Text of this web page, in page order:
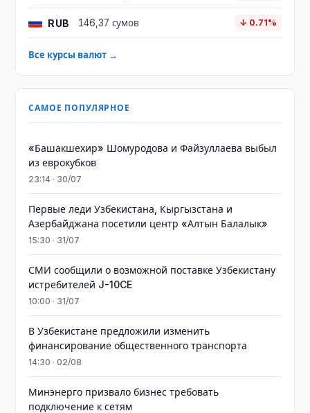
RUB 146,37 сумов ↓ 0.71%
Все курсы валют →
САМОЕ ПОПУЛЯРНОЕ
«Башакшехир» Шомуродова и Файзуллаева выбыл
из еврокубков
23:14 · 30/07
Первые леди Узбекистана, Кыргызстана и
Азербайджана посетили центр «Алтын Балалык»
15:30 · 31/07
СМИ сообщили о возможной поставке Узбекистану
истребителей J-10CE
10:00 · 31/07
В Узбекистане предложили изменить
финансирование общественного транспорта
14:30 · 02/08
Минэнерго призвало бизнес требовать
подключение к сетям